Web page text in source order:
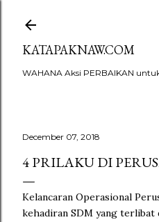
KATAPAKNAW.COM
WAHANA Aksi PERBAIKAN
December 07, 2018
4 PRILAKU DI
Kelancaran Operasional
kehadiran SDM yang terlibat